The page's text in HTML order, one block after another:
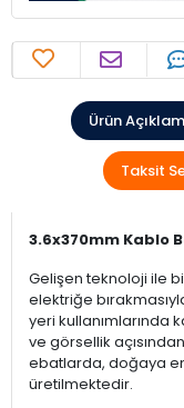
Ürün
Taksit
3.6x370mm Kablo
Gelişen teknoloji ile
elektriğe
yeri kullanımlarında
ve görsellik
ebatlarda, doğaya
üretilmektedir.